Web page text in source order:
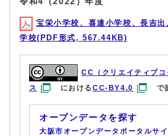
宝栄小学校、喜連小学校、長吉
学校(PDF形式, 567.44KB)
CC（クリエイティブ
ス
におけるCC-BY4.0 で
オープンデータを探す
大阪市オープンデータポータルサイ